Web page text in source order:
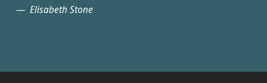
Elisabeth Stone